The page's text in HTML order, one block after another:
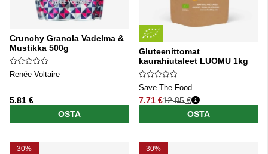
Crunchy Granola Vadelma &
Mustikka 500g
Renée Voltaire
5.81 €
OSTA
Gluteenittomat
kaurahiutaleet LUOMU 1kg
Save The Food
7.71 €
Normaali hinta
12.85 €
OSTA
30% 30%